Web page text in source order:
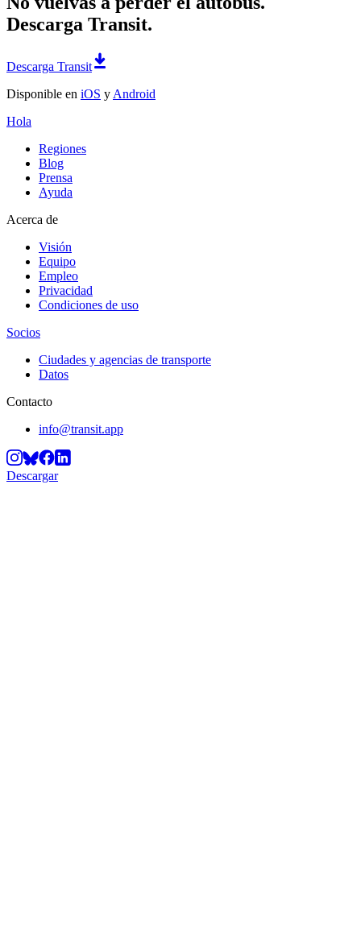
Descarga Transit.
Descarga Transit
Disponible en iOS y Android
Hola
Regiones
Blog
Prensa
Ayuda
Acerca de
Visión
Equipo
Empleo
Privacidad
Condiciones de uso
Socios
Ciudades y agencias de transporte
Datos
Contacto
info@transit.app
Descargar